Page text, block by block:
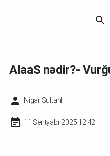
AIaaS nədir?-
Nigar Sultanli
11 Sentyabr 2025 12:42